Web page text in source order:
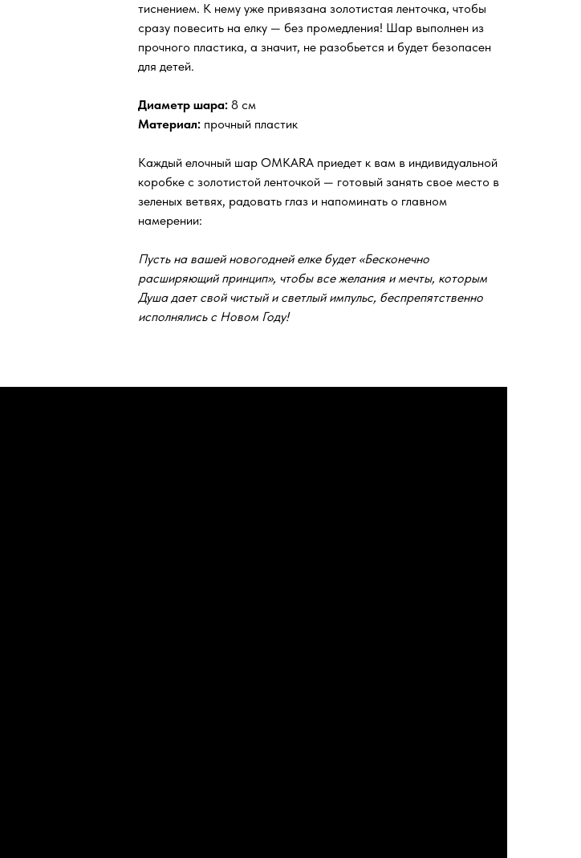
тиснением. К нему уже привязана золотистая ленточка, чтобы
сразу повесить на елку — без промедления! Шар выполнен из
прочного пластика, а значит, не разобьется и будет безопасен
для детей.
Диаметр шара: 8 см
Материал: прочный пластик
Каждый елочный шар OMKARA приедет к вам в индивидуальной
коробке с золотистой ленточкой — готовый занять свое место в
зеленых ветвях, радовать глаз и напоминать о главном
намерении:
Пусть на вашей новогодней елке будет «Бесконечно
расширяющий принцип», чтобы все желания и мечты, которым
Душа дает свой чистый и светлый импульс, беспрепятственно
исполнялись с Новом Году!